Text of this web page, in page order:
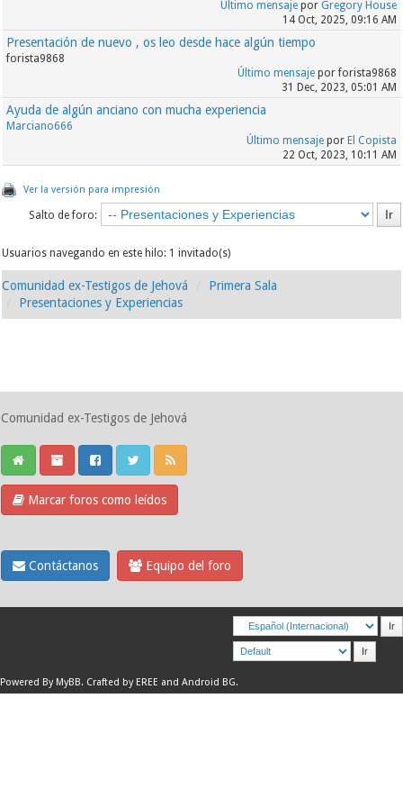
Último mensajepor Gregory House
14 Oct, 2025, 09:16 AM
Presentación de nuevo , os leo desde hace algún tiempo
forista9868
Último mensajepor forista9868
31 Dec, 2023, 05:01 AM
Ayuda de algún anciano con mucha experiencia
Marciano666
Último mensajepor El Copista
22 Oct, 2023, 10:11 AM
Ver la versión para impresión
Salto de foro:
Usuarios navegando en este hilo: 1 invitado(s)
Comunidad ex-Testigos de Jehová
Primera Sala
Presentaciones y Experiencias
Comunidad ex-Testigos de Jehová
Marcar foros como leídos
Contáctanos Equipo del foro
Powered By MyBB. Crafted by EREE and Android BG.